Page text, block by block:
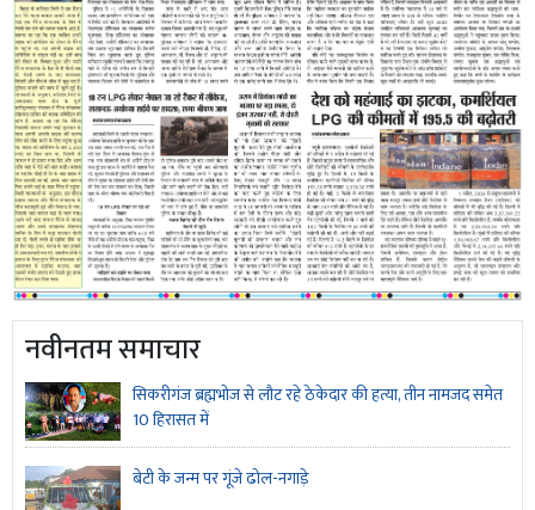
नवीनतम समाचार
सिकरीगंज ब्रह्मभोज से लौट रहे ठेकेदार की हत्या, तीन नामजद समेत
10 हिरासत में
बेटी के जन्म पर गूंजे ढोल-नगाड़े